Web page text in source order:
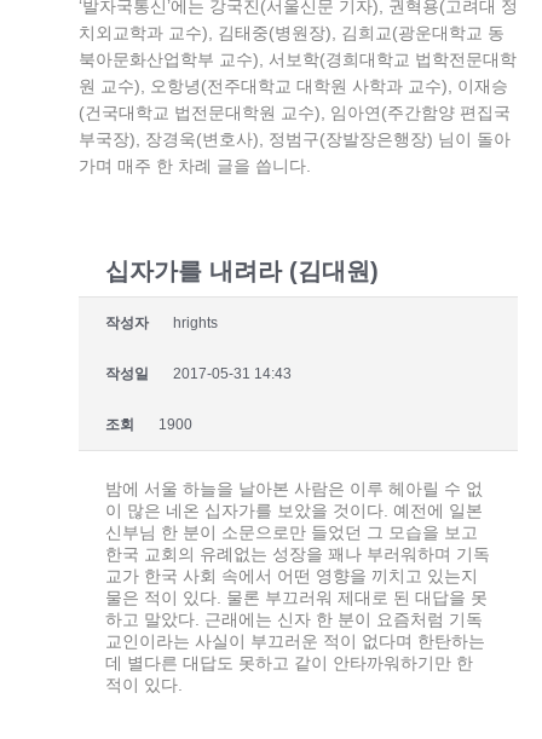
‘발자국통신’에는 강국진(서울신문 기자), 권혁용(고려대 정
치외교학과 교수), 김태중(병원장), 김희교(광운대학교 동
북아문화산업학부 교수), 서보학(경희대학교 법학전문대학
원 교수), 오항녕(전주대학교 대학원 사학과 교수), 이재승
(건국대학교 법전문대학원 교수), 임아연(주간함양 편집국
부국장), 장경욱(변호사), 정범구(장발장은행장) 님이 돌아
가며 매주 한 차례 글을 씁니다.
십자가를 내려라 (김대원)
작성자 hrights
작성일 2017-05-31 14:43
조회 1900
밤에 서울 하늘을 날아본 사람은 이루 헤아릴 수 없
이 많은 네온 십자가를 보았을 것이다. 예전에 일본
신부님 한 분이 소문으로만 들었던 그 모습을 보고
한국 교회의 유례없는 성장을 꽤나 부러워하며 기독
교가 한국 사회 속에서 어떤 영향을 끼치고 있는지
물은 적이 있다. 물론 부끄러워 제대로 된 대답을 못
하고 말았다. 근래에는 신자 한 분이 요즘처럼 기독
교인이라는 사실이 부끄러운 적이 없다며 한탄하는
데 별다른 대답도 못하고 같이 안타까워하기만 한
적이 있다.